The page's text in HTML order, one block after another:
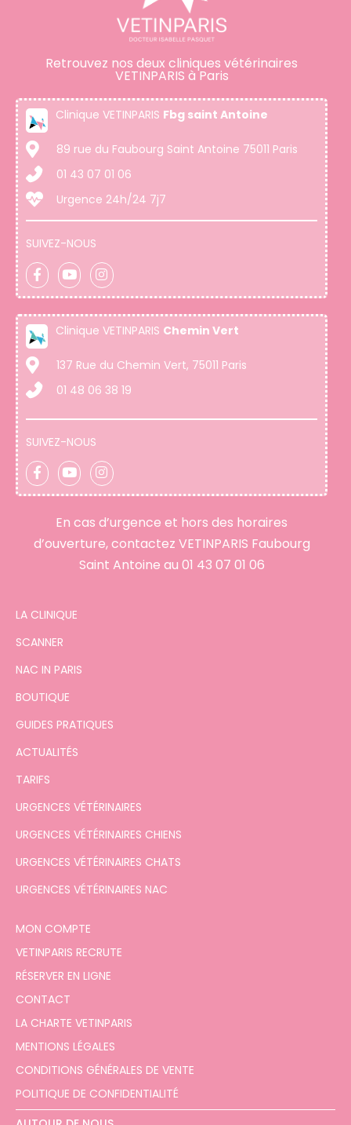
Retrouvez nos deux cliniques vétérinaires
VETINPARIS à Paris
Clinique VETINPARIS Fbg saint Antoine
89 rue du Faubourg Saint Antoine 75011 Paris
01 43 07 01 06
Urgence 24h/24 7j7
SUIVEZ-NOUS
Clinique VETINPARIS Chemin Vert
137 Rue du Chemin Vert, 75011 Paris
01 48 06 38 19
SUIVEZ-NOUS
En cas d’urgence et hors des horaires
d’ouverture, contactez VETINPARIS Faubourg
Saint Antoine au 01 43 07 01 06
LA CLINIQUE
SCANNER
NAC IN PARIS
BOUTIQUE
GUIDES PRATIQUES
ACTUALITÉS
TARIFS
URGENCES VÉTÉRINAIRES
URGENCES VÉTÉRINAIRES CHIENS
URGENCES VÉTÉRINAIRES CHATS
URGENCES VÉTÉRINAIRES NAC
MON COMPTE
VETINPARIS RECRUTE
RÉSERVER EN LIGNE
CONTACT
LA CHARTE VETINPARIS
MENTIONS LÉGALES
CONDITIONS GÉNÉRALES DE VENTE
POLITIQUE DE CONFIDENTIALITÉ